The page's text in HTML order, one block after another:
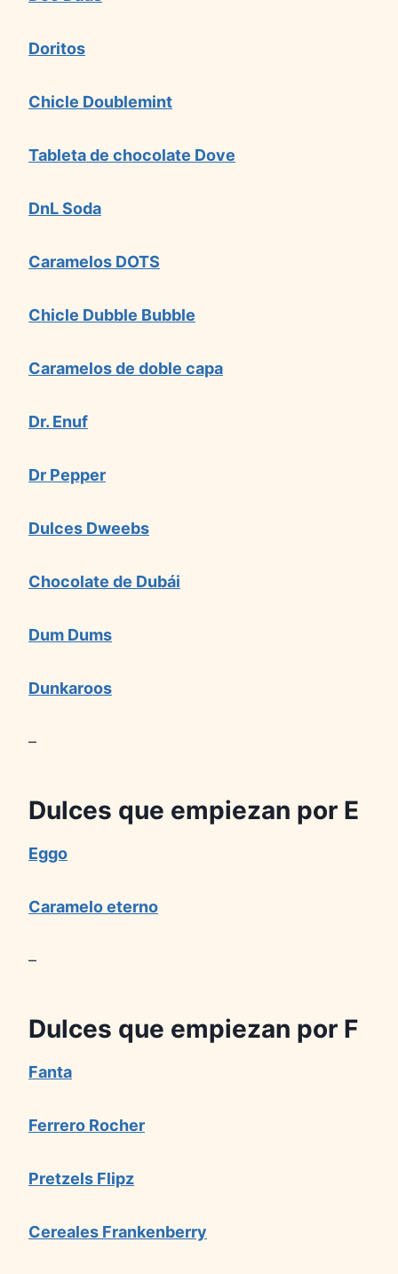
Doritos
Chicle Doublemint
Tableta de chocolate Dove
DnL Soda
Caramelos DOTS
Chicle Dubble Bubble
Caramelos de doble capa
Dr. Enuf
Dr Pepper
Dulces Dweebs
Chocolate de Dubái
Dum Dums
Dunkaroos
–
Dulces que empiezan por E
Eggo
Caramelo eterno
–
Dulces que empiezan por F
Fanta
Ferrero Rocher
Pretzels Flipz
Cereales Frankenberry